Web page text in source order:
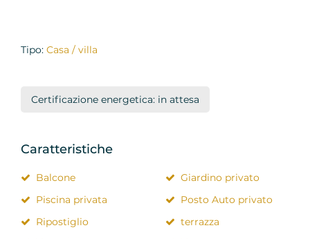
Tipo: Casa / villa
Certificazione energetica: in attesa
Caratteristiche
Balcone
Giardino privato
Piscina privata
Posto Auto privato
Ripostiglio
terrazza